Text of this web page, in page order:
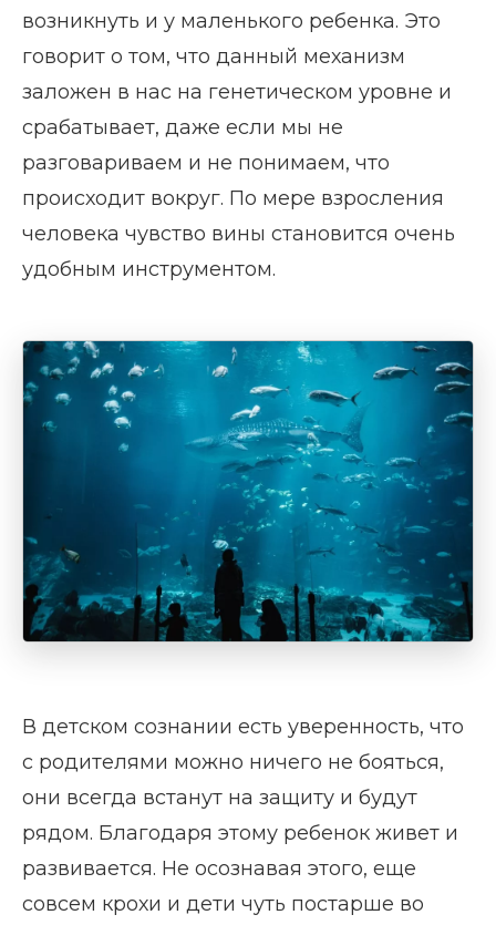
возникнуть и у маленького ребенка. Это
говорит о том, что данный механизм
заложен в нас на генетическом уровне и
срабатывает, даже если мы не
разговариваем и не понимаем, что
происходит вокруг. По мере взросления
человека чувство вины становится очень
удобным инструментом.
В детском сознании есть уверенность, что
с родителями можно ничего не бояться,
они всегда встанут на защиту и будут
рядом. Благодаря этому ребенок живет и
развивается. Не осознавая этого, еще
совсем крохи и дети чуть постарше во